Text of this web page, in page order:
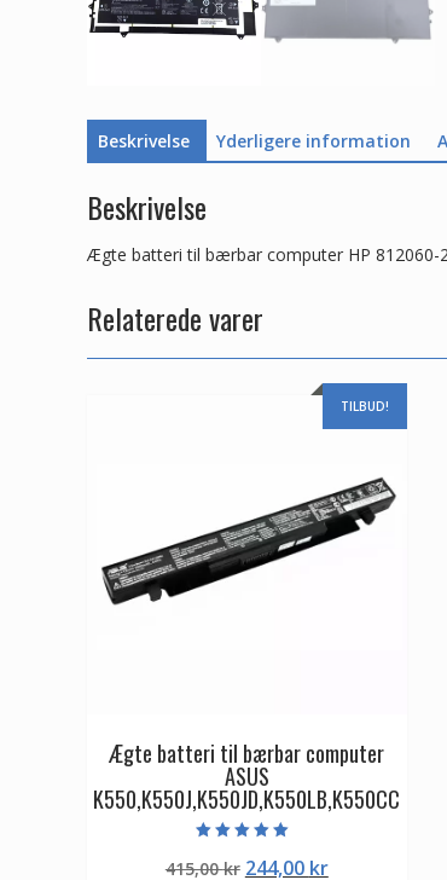
Beskrivelse Yderligere information
Beskrivelse
Ægte batteri til bærbar computer HP 812060-
Relaterede varer
TILBUD!
Ægte batteri til bærbar computer
ASUS
K550,K550J,K550JD,K550LB,K550CC
5.00
415,00kr Den
244,00 krDen